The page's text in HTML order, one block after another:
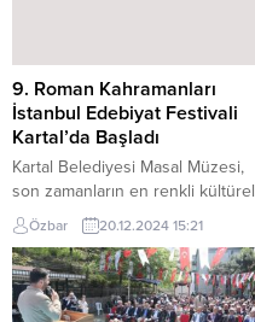
kapsamında memurlara yönelik...
9. Roman Kahramanları
İstanbul Edebiyat Festivali
Kartal’da Başladı
Kartal Belediyesi Masal Müzesi,
son zamanların en renkli kültürel
etkinliklerinden birine daha ev
sahipliği yapıyor. Gençlerihedef
kitlesi olarak belirleyen ve
edebiyatı hayatın ayrılmaz bir
parçası haline getirmeyi
Özbar 20.12.2024 15:21